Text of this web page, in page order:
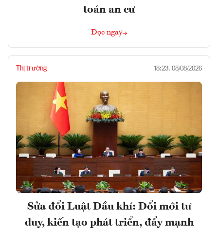
toán an cư
Đọc ngay
Thị trường 18:23, 08/08/2026
Sửa đổi Luật Dầu khí: Đổi mới tư
duy, kiến tạo phát triển, đẩy mạnh